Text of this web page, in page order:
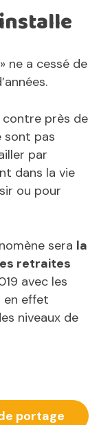
ne a cessé de
contre près de
sont pas
par
dans la vie
ou pour
sera la
retraites
avec les
en effet
niveaux de
portage